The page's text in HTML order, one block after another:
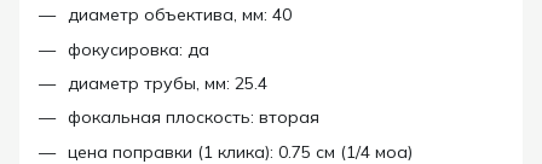
диаметр объектива, мм: 40
фокусировка: да
диаметр трубы, мм: 25.4
фокальная плоскость: вторая
цена поправки (1 клика): 0.75 см (1/4 моа)